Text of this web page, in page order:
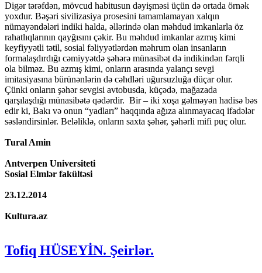
Digər tərəfdən, mövcud habitusun dəyişməsi üçün də ortada örnək
yoxdur. Bəşəri sivilizasiya prosesini tamamlamayan xalqın
nümayəndələri indiki halda, əllərində olan məhdud imkanlarla öz
rahatlıqlarının qayğısını çəkir. Bu məhdud imkanlar azmış kimi
keyfiyyətli tətil, sosial fəliyyətlərdən məhrum olan insanların
formalaşdırdığı cəmiyyətdə şəhərə münasibət də indikindən fərqli
ola bilməz. Bu azmış kimi, onların arasında yalançı sevgi
imitasiyasına bürünənlərin də cəhdləri uğursuzluğa düçar olur.
Çünki onların şəhər sevgisi avtobusda, küçədə, mağazada
qarşılaşdığı münasibətə qədərdir. Bir – iki xoşa gəlməyən hadisə bəs
edir ki, Bakı və onun “yadları” haqqında ağıza alınmayacaq ifadələr
səsləndirsinlər. Beləliklə, onların saxta şəhər, şəhərli mifi puç olur.
Tural Amin
Antverpen Universiteti
Sosial Elmlər fakültəsi
23.12.2014
Kultura.az
Tofiq HÜSEYİN. Şeirlər.